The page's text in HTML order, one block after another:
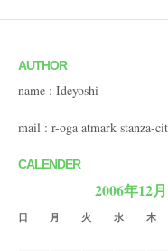
AUTHOR
name : Ideyoshi
mail : r-oga atmark stanza-
CALENDER
2006年12月
日 月 火 水 木